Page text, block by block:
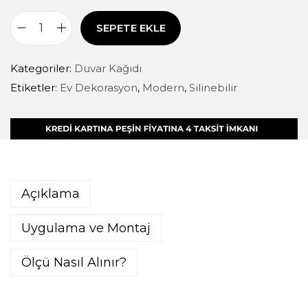
SEPETE EKLE
Kategoriler: Duvar Kağıdı
Etiketler: Ev Dekorasyon, Modern, Silinebilir
Açıklama
Uygulama ve Montaj
Ölçü Nasıl Alınır?